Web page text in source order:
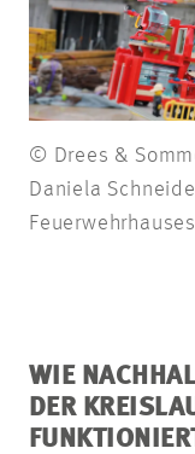
© Drees &
Daniela
WIE
DER